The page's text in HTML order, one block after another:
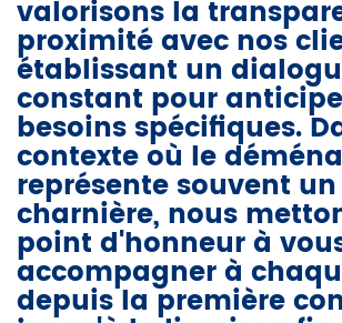
valorisons la
proximité avec nos
établissant un
constant pour
besoins spécifiques.
contexte où le
représente souvent
charnière, nous
point d'honneur à
accompagner à
depuis la première